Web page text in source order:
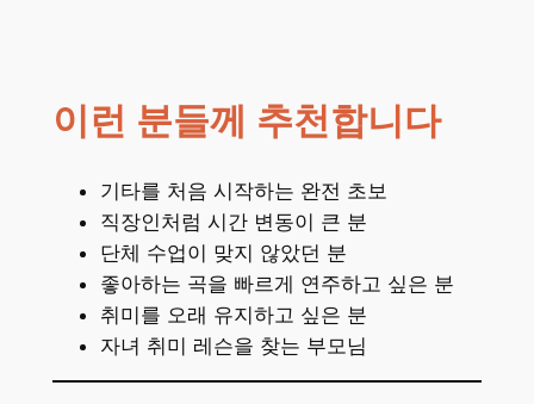
이런 분들께 추천합니다
기타를 처음 시작하는 완전 초보
직장인처럼 시간 변동이 큰 분
단체 수업이 맞지 않았던 분
좋아하는 곡을 빠르게 연주하고 싶은 분
취미를 오래 유지하고 싶은 분
자녀 취미 레슨을 찾는 부모님